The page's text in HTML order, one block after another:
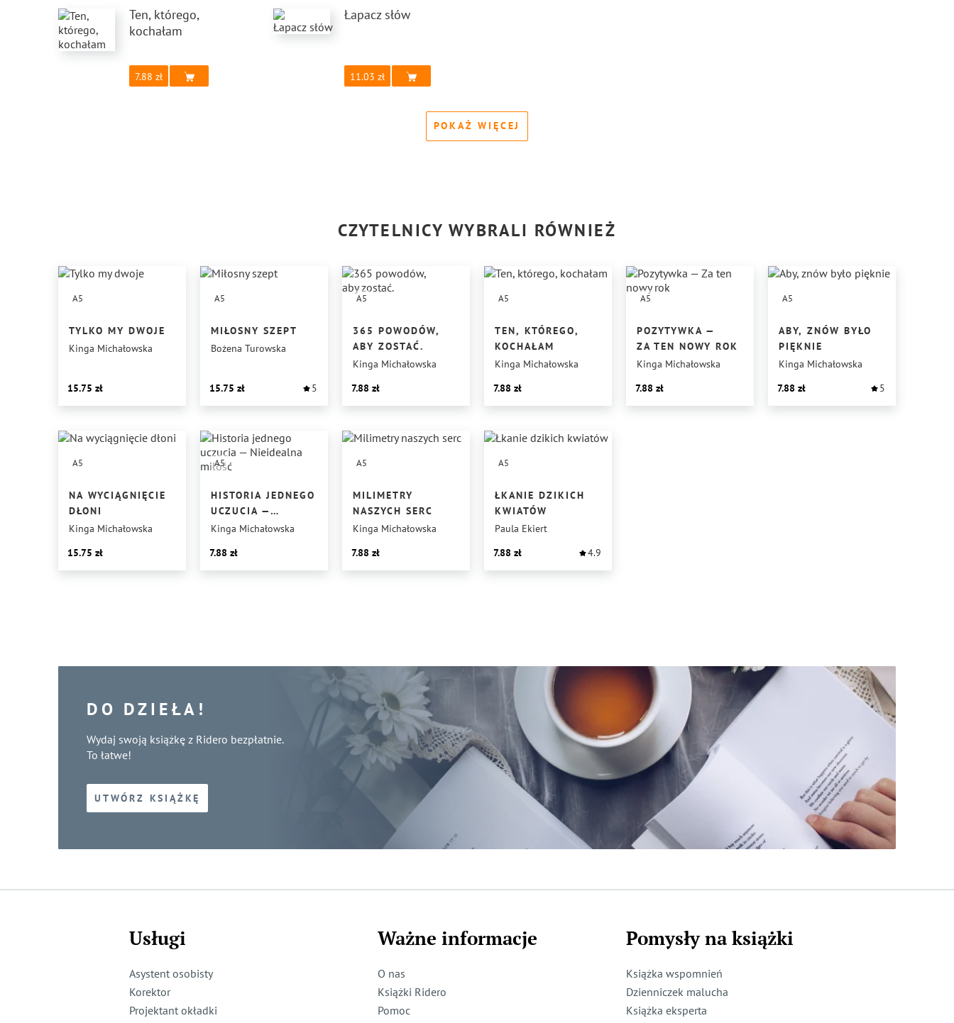
Ten, którego,
kochałam
7.88
Łapacz słów
11.03
POKAŻ WIĘCEJ
CZYTELNICY WYBRALI RÓWNIEŻ
A5
TYLKO MY DWOJE
Kinga Michałowska
15.75
A5
MIŁOSNY SZEPT
Bożena Turowska
15.75 5
A5
365 POWODÓW,
ABY ZOSTAĆ.
Kinga Michałowska
7.88
A5
TEN, KTÓREGO,
KOCHAŁAM
Kinga Michałowska
7.88
A5
POZYTYWKA —
ZA TEN NOWY ROK
Kinga Michałowska
7.88
A5
ABY, ZNÓW BYŁO
PIĘKNIE
Kinga Michałowska
7.88
5
A5
NA WYCIĄGNIĘCIE
DŁONI
Kinga Michałowska
15.75
A5
HISTORIA JEDNEGO
UCZUCIA —
NIEIDEALNA
Kinga Michałowska
7.88
A5
MILIMETRY
NASZYCH SERC
Kinga Michałowska
7.88
A5
ŁKANIE DZIKICH
KWIATÓW
Paula Ekiert
7.88
4.9
DO DZIEŁA!
Wydaj swoją książkę z Ridero bezpłatnie.
To łatwe!
UTWÓRZ KSIĄŻKĘ
Usługi
Asystent osobisty
Korektor
Projektant okładki
Ważne informacje
O nas
Książki Ridero
Pomoc
Pomysły na książki
Książka wspomnień
Dzienniczek malucha
Książka eksperta